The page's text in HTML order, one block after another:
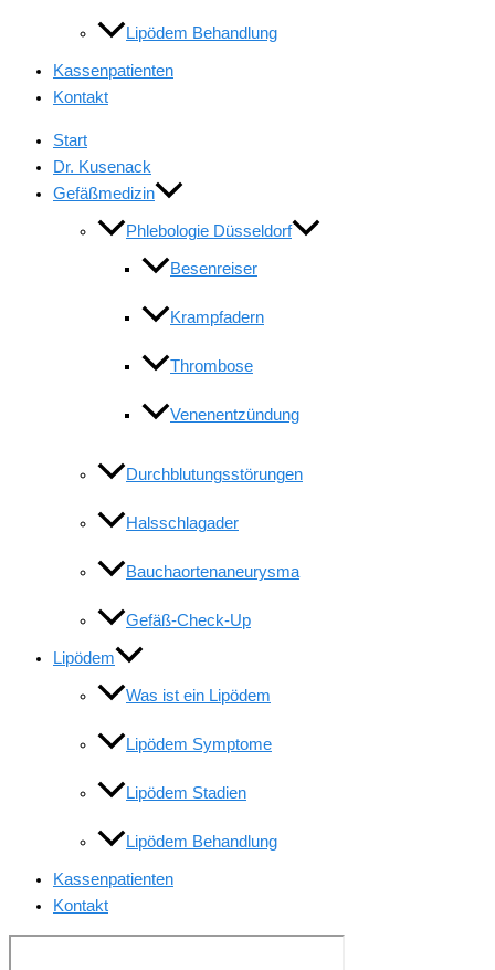
Lipödem Behandlung
Kassenpatienten
Kontakt
Start
Dr. Kusenack
Gefäßmedizin
Phlebologie Düsseldorf
Besenreiser
Krampfadern
Thrombose
Venenentzündung
Durchblutungsstörungen
Halsschlagader
Bauchaortenaneurysma
Gefäß-Check-Up
Lipödem
Was ist ein Lipödem
Lipödem Symptome
Lipödem Stadien
Lipödem Behandlung
Kassenpatienten
Kontakt